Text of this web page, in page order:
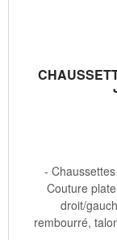
-
Couture
droit/
rembourré,